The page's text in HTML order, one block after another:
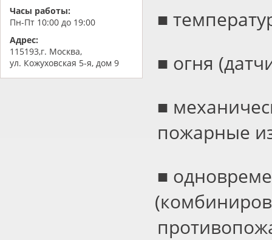
Часы работы:
Пн-Пт 10:00 до 19:00
Адрес:
115193,г. Москва,
ул. Кожуховская 5-я, дом 9
■
■ огня (
■
пожарные
■
(